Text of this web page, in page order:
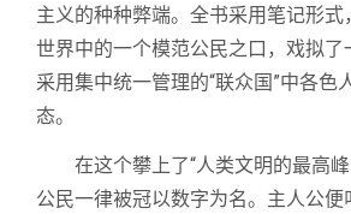
主义的种种弊端。全书采用笔记形式
世界中的一个模范公民之口，戏拟了
采用集中统一管理的“联众国”中各色
态。
在这个攀上了“人类文明的最高
公民一律被冠以数字为名。主人公便